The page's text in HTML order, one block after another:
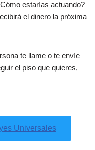
estarías actuando?
el dinero la próxima
te llame o te envíe
el piso que quieres,
Universales